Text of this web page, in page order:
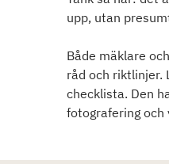
upp, utan
Både mäklare
råd och riktlinjer.
checklista. Den
fotografering och